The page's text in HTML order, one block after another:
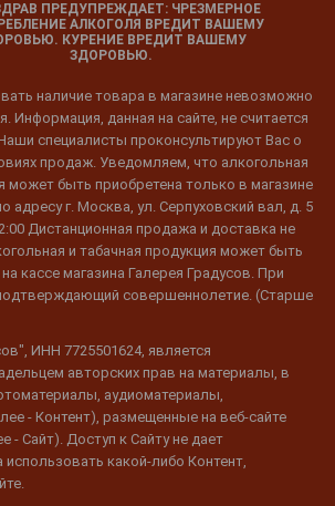
ПРЕДУПРЕЖДАЕТ: ЧРЕЗМЕРНОЕ
АЛКОГОЛЯ ВРЕДИТ ВАШЕМУ
КУРЕНИЕ ВРЕДИТ ВАШЕМУ
ЗДОРОВЬЮ.
наличие товара в магазине невозможно
Информация, данная на сайте, не считается
специалисты проконсультируют Вас о
продаж. Уведомляем, что алкогольная
может быть приобретена только в магазине
адресу г. Москва, ул. Серпуховский вал, д. 5
Дистанционная продажа и доставка не
и табачная продукция может быть
кассе магазина Галерея Градусов. При
совершеннолетие. (Старше
ИНН 7725501624, является
авторских прав на материалы, в
аудиоматериалы,
- Контент), размещенные на веб-сайте
- Сайт). Доступ к Сайту не дает
какой-либо Контент,